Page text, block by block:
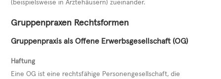
(beispielsweise in Ärztehäusern) zueinander.
Gruppenpraxen Rechtsformen
Gruppenpraxis als Offene Erwerbsgesellschaft (OG)
Haftung
Eine OG ist eine rechtsfähige Personengesellschaft, die